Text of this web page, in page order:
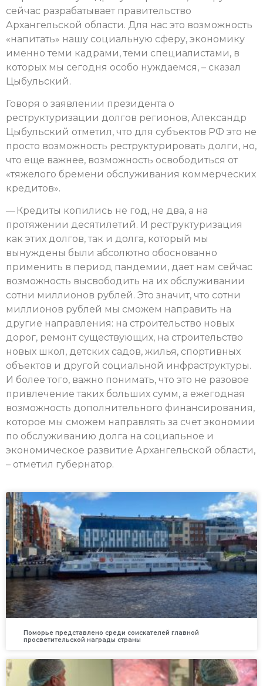
сейчас разрабатывает правительство
Архангельской области. Для нас это возможность
«напитать» нашу социальную сферу, экономику
именно теми кадрами, теми специалистами, в
которых мы сегодня особо нуждаемся, – сказал
Цыбульский.
Говоря о заявлении президента о
реструктуризации долгов регионов, Александр
Цыбульский отметил, что для субъектов РФ это не
просто возможность реструктурировать долги, но,
что еще важнее, возможность освободиться от
«тяжелого бремени обслуживания коммерческих
кредитов».
— Кредиты копились не год, не два, а на
протяжении десятилетий. И реструктуризация
как этих долгов, так и долга, который мы
вынуждены были абсолютно обоснованно
применить в период пандемии, дает нам сейчас
возможность высвободить на их обслуживании
сотни миллионов рублей. Это значит, что сотни
миллионов рублей мы сможем направить на
другие направления: на строительство новых
дорог, ремонт существующих, на строительство
новых школ, детских садов, жилья, спортивных
объектов и другой социальной инфраструктуры.
И более того, важно понимать, что это не разовое
привлечение таких больших сумм, а ежегодная
возможность дополнительного финансирования,
которое мы сможем направлять за счет экономии
по обслуживанию долга на социальное и
экономическое развитие Архангельской области,
– отметил губернатор.
Поморье представлено среди соискателей главной
просветительской награды страны